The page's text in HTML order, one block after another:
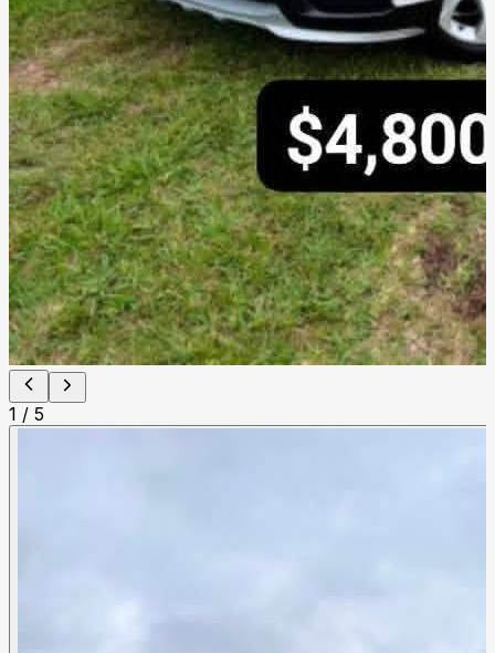
1 / 5